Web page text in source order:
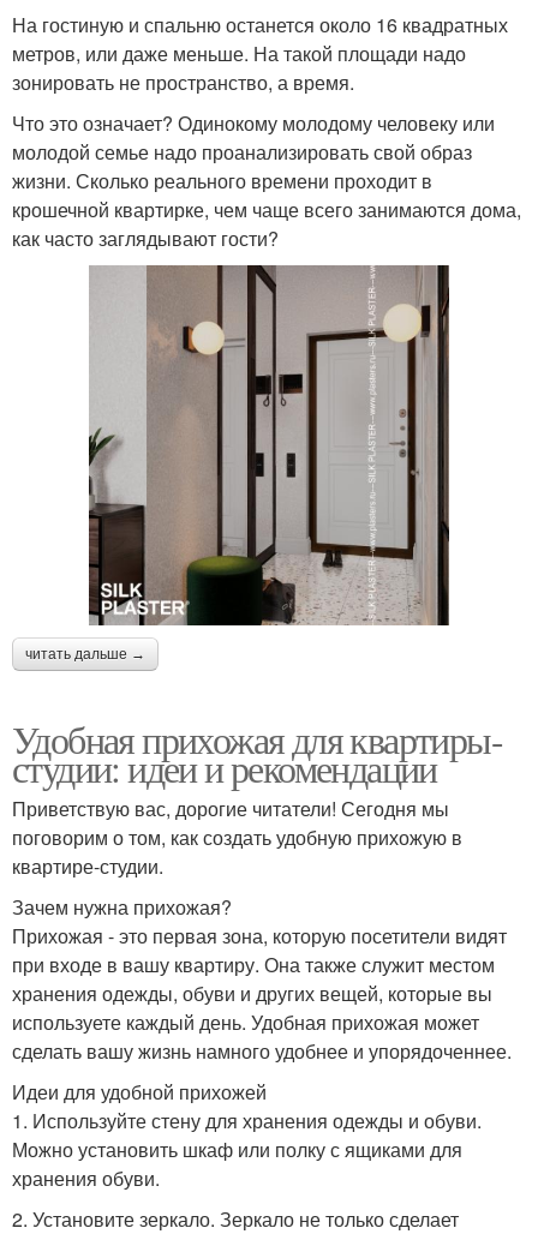
На гостиную и спальню останется около 16 квадратных
метров, или даже меньше. На такой площади надо
зонировать не пространство, а время.
Что это означает? Одинокому молодому человеку или
молодой семье надо проанализировать свой образ
жизни. Сколько реального времени проходит в
крошечной квартирке, чем чаще всего занимаются дома,
как часто заглядывают гости?
читать дальше →
Удобная прихожая для квартиры-
студии: идеи и рекомендации
Приветствую вас, дорогие читатели! Сегодня мы
поговорим о том, как создать удобную прихожую в
квартире-студии.
Зачем нужна прихожая?
Прихожая - это первая зона, которую посетители видят
при входе в вашу квартиру. Она также служит местом
хранения одежды, обуви и других вещей, которые вы
используете каждый день. Удобная прихожая может
сделать вашу жизнь намного удобнее и упорядоченнее.
Идеи для удобной прихожей
1. Используйте стену для хранения одежды и обуви.
Можно установить шкаф или полку с ящиками для
хранения обуви.
2. Установите зеркало. Зеркало не только сделает